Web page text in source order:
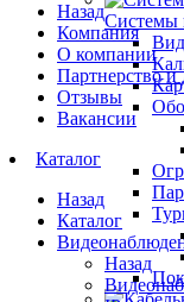
Системы
Назад
Компания
О компании
Партнерство и
Отзывы
Вакансии
Каталог
Назад
Каталог
Назад